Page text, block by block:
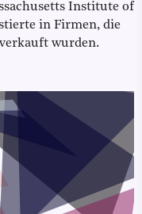
Institute of
in Firmen, die
wurden.